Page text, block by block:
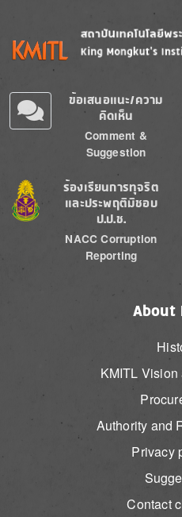
Image
ข้อเสนอแนะ/ความ
คิดเห็น
Comment &
Suggestion
Image
ร้องเรียนการทุจริต
และประพฤติมิชอบ
ป.ป.ช.
NACC Corruption
Reporting
About
KMITL
Authority and
Privacy
Contact